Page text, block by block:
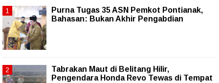
Purna Tugas 35 ASN Pemkot Pontianak,
Bahasan: Bukan Akhir Pengabdian
Tabrakan Maut di Belitang Hilir,
Pengendara Honda Revo Tewas di Tempat